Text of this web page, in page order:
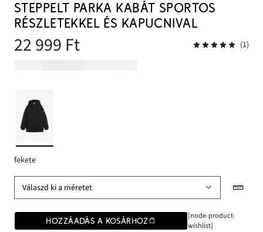
STEPPELT PARKA KABÁT SPORTOS
RÉSZLETEKKEL ÉS KAPUCNIVAL
22 999 Ft (1)
fekete
Válaszd ki a méretet
HOZZÁADÁS A KOSÁRHOZ
[node-product-
wishlist]